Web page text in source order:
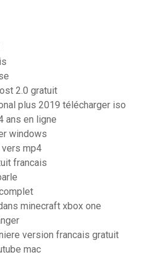
2.0 gratuit
plus 2019 télécharger iso
ans en ligne
windows
mp4
francais
minecraft xbox one
version francais gratuit
mac